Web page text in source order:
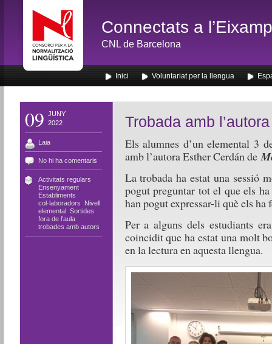
Connectats a
CNL de Barcelona
Inici Voluntariat per la llengua
09 JUNY
2022
Laia
No hi ha comentaris
Activitats regulars
Ensenyament,
Establiments
col·laboradors
Nivell
elemental, Sortides
fora de l'aula,
trobades amb autors
Trobada amb l’autora
Els alumnes d’un elemental 3
amb l’autora Esther Cerdán de
La trobada ha estat una sessió
pogut preguntar tot el que els
han pogut expressar-li què els ha
Per a alguns dels estudiants
coincidit que ha estat una molt
en la lectura en aquesta llengua.